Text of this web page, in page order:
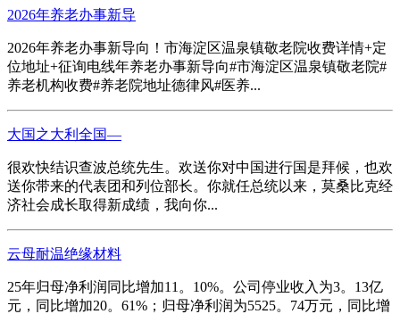
2026年养老办事新导
2026年养老办事新导向！市海淀区温泉镇敬老院收费详情+定
位地址+征询电线年养老办事新导向#市海淀区温泉镇敬老院#
养老机构收费#养老院地址德律风#医养...
大国之大利全国—
很欢快结识查波总统先生。欢送你对中国进行国是拜候，也欢
送你带来的代表团和列位部长。你就任总统以来，莫桑比克经
济社会成长取得新成绩，我向你...
云母耐温绝缘材料
25年归母净利润同比增加11。10%。公司停业收入为3。13亿
元，同比增加20。61%；归母净利润为5525。74万元，同比增